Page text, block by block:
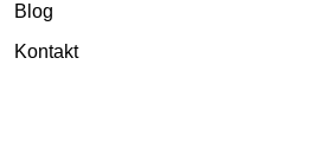
Blog
Kontakt